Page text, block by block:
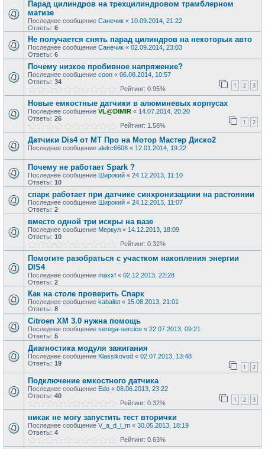
Парад цилиндров на трехцилиндровом трамблерном
матизе
Последнее сообщение Санечик « 10.09.2014, 21:22
Ответы: 6
Не получается снять парад цилиндров на некоторых авто
Последнее сообщение Санечик « 02.09.2014, 23:03
Ответы: 6
Почему низкое пробивное напряжение?
Последнее сообщение coon « 06.08.2014, 10:57
Ответы: 34 1 2 3
Рейтинг: 0.95%
Новые емкостные датчики в алюминевых корпусах
Последнее сообщение VL@DIMIR « 14.07.2014, 20:20
Ответы: 26 1 2
Рейтинг: 1.58%
Датчики Dis4 от МТ Про на Мотор Мастер Диско2
Последнее сообщение alekc6608 « 12.01.2014, 19:22
Почему не работает Spark ?
Последнее сообщение Широкий « 24.12.2013, 11:10
Ответы: 10
спарк работает при датчике синхронизациии на растоянии
Последнее сообщение Широкий « 24.12.2013, 11:07
Ответы: 2
вместо одной три искры на вазе
Последнее сообщение Меркул « 14.12.2013, 18:09
Ответы: 10
Рейтинг: 0.32%
Помогите разобраться с участком накопления энергии
DIS4
Последнее сообщение maxxf « 02.12.2013, 22:28
Ответы: 2
Как на столе проверить Спарк
Последнее сообщение kabalist « 15.08.2013, 21:01
Ответы: 8
Citroen XM 3.0 нужна помощь
Последнее сообщение serega-sercice « 22.07.2013, 09:21
Ответы: 5
Диагностика модуля зажигания
Последнее сообщение Klassikovod « 02.07.2013, 13:48
Ответы: 19 1 2
Подключение емкостного датчика
Последнее сообщение Edo « 08.06.2013, 23:22
Ответы: 40 1 2 3
Рейтинг: 0.32%
никак не могу запустить тест вторички
Последнее сообщение V_a_d_i_m « 30.05.2013, 18:19
Ответы: 4
Рейтинг: 0.63%